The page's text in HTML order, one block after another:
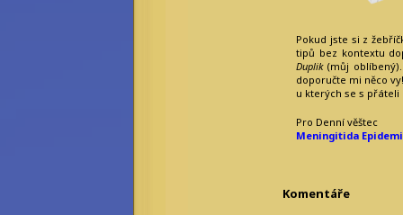
Pokud jste si z
tipů bez kontextu
Duplik(můj
doporučte mi něco
u kterých se s
Pro Denní věštec
Meningitida
Komentáře